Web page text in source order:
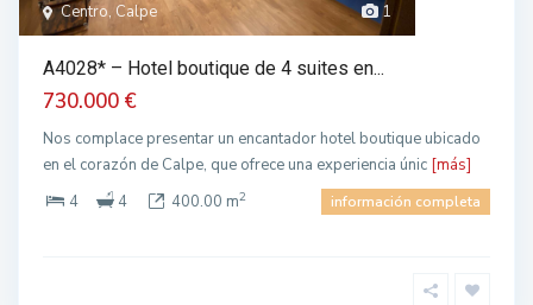
1
Centro, Calpe
A4028* – Hotel boutique de 4 suites en...
730.000 €
Nos complace presentar un encantador hotel boutique ubicado
en el corazón de Calpe, que ofrece una experiencia únic [más]
4
4 400.00 m2 información completa